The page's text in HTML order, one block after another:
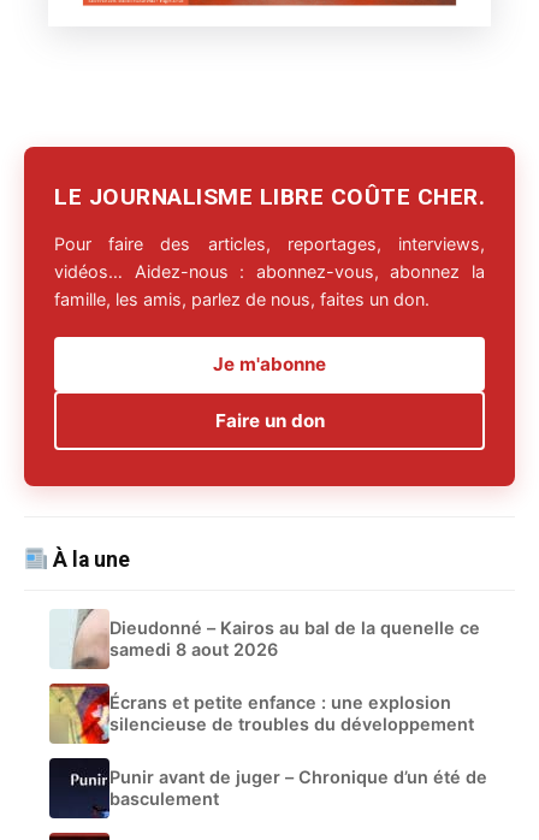
LE JOURNALISME LIBRE COÛTE CHER.
Pour faire des articles, reportages, interviews,
vidéos… Aidez-nous : abonnez-vous, abonnez la
famille, les amis, parlez de nous, faites un don.
Je m'abonne
Faire un don
À la une
Dieudonné – Kairos au bal de la quenelle ce
samedi 8 aout 2026
Écrans et petite enfance : une explosion
silencieuse de troubles du développement
Punir avant de juger – Chronique d’un été de
basculement